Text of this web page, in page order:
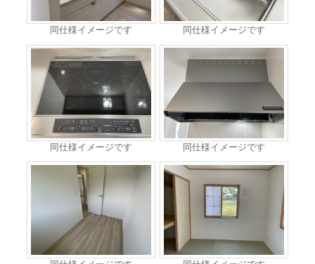
同仕様イメージです 同仕様イメージです
同仕様イメージです 同仕様イメージです